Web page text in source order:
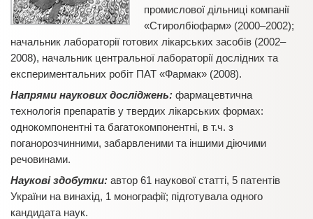
промислової дільниці компанії
«Стиролбіофарм» (2000–2002);
начальник лабораторії готових лікарських засобів (2002–
2008), начальник центральної лабораторії дослідних та
експериментальних робіт ПАТ «Фармак» (2008).
Напрями наукових досліджень: фармацевтична
технологія препаратів у твердих лікарських формах:
однокомпонентні та багатокомпонентні, в т.ч. з
поганорозчинними, забарвленими та іншими діючими
речовинами.
Наукові здобутки: автор 61 наукової статті, 5 патентів
України на винахід, 1 монографії; підготувала одного
кандидата наук.